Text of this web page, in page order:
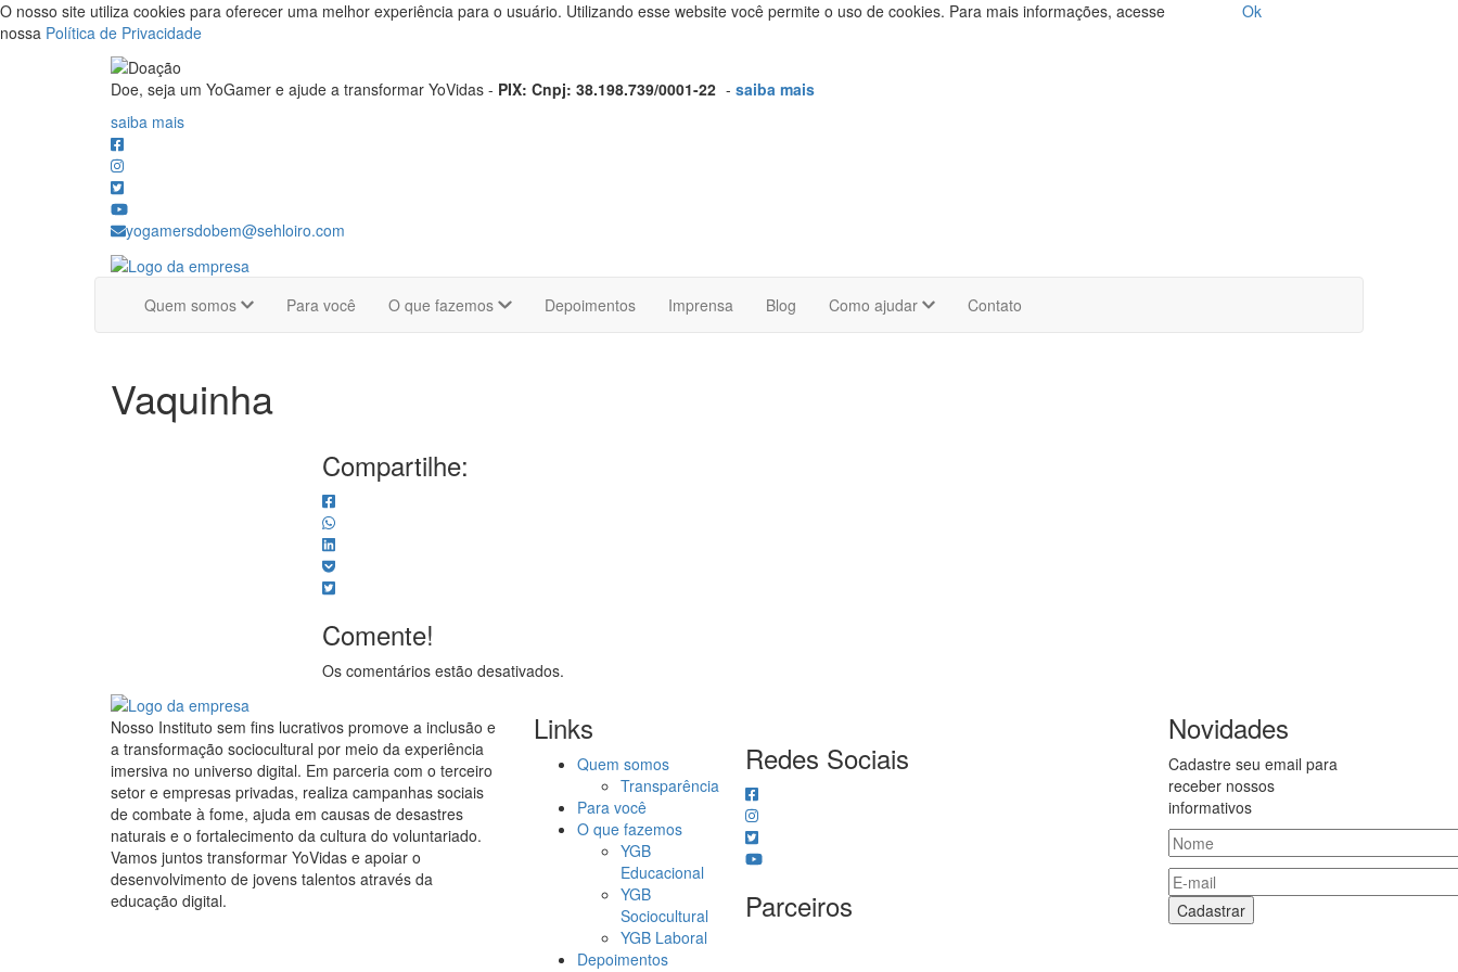
O nosso site utiliza cookies para oferecer uma melhor experiência para o usuário. Utilizando esse website você permite o uso de cookies. Para mais informações, acesse
nossa Política de Privacidade
Ok
Doe, seja um YoGamer e ajude a transformar YoVidas - PIX: Cnpj: 38.198.739/0001-22 - saiba mais
saiba mais
yogamersdobem@sehloiro.com
Quem somos Para você O que fazemos Depoimentos Imprensa Blog Como ajudar Contato
Vaquinha
Compartilhe:
Comente!
Os comentários estão desativados.
Nosso Instituto sem fins lucrativos promove a inclusão e
a transformação sociocultural por meio da experiência
imersiva no universo digital. Em parceria com o terceiro
setor e empresas privadas, realiza campanhas sociais
de combate à fome, ajuda em causas de desastres
naturais e o fortalecimento da cultura do voluntariado.
Vamos juntos transformar YoVidas e apoiar o
desenvolvimento de jovens talentos através da
educação digital.
Links
Quem somos
Transparência
Para você
O que fazemos
YGB
Educacional
YGB
Sociocultural
YGB Laboral
Depoimentos
Redes Sociais
Parceiros
Novidades
Cadastre seu email para
receber nossos
informativos